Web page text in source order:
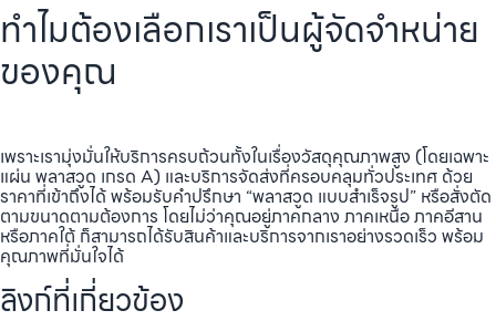
ทำไมต้องเลือกเราเป็นผู้จัดจำหน่าย
ของคุณ
เพราะเรามุ่งมั่นให้บริการครบถ้วนทั้งในเรื่องวัสดุคุณภาพสูง (โดยเฉพาะ
แผ่น พลาสวูด เกรด A) และบริการจัดส่งที่ครอบคลุมทั่วประเทศ ด้วย
ราคาที่เข้าถึงได้ พร้อมรับคำปรึกษา “พลาสวูด แบบสำเร็จรูป” หรือสั่งตัด
ตามขนาดตามต้องการ โดยไม่ว่าคุณอยู่ภาคกลาง ภาคเหนือ ภาคอีสาน
หรือภาคใต้ ก็สามารถได้รับสินค้าและบริการจากเราอย่างรวดเร็ว พร้อม
คุณภาพที่มั่นใจได้
ลิงก์ที่เกี่ยวข้อง